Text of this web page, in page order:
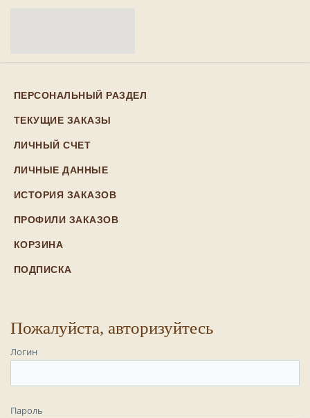
ПЕРСОНАЛЬНЫЙ РАЗДЕЛ
ТЕКУЩИЕ ЗАКАЗЫ
ЛИЧНЫЙ СЧЕТ
ЛИЧНЫЕ ДАННЫЕ
ИСТОРИЯ ЗАКАЗОВ
ПРОФИЛИ ЗАКАЗОВ
КОРЗИНА
ПОДПИСКА
Пожалуйста, авторизуйтесь
Логин
Пароль